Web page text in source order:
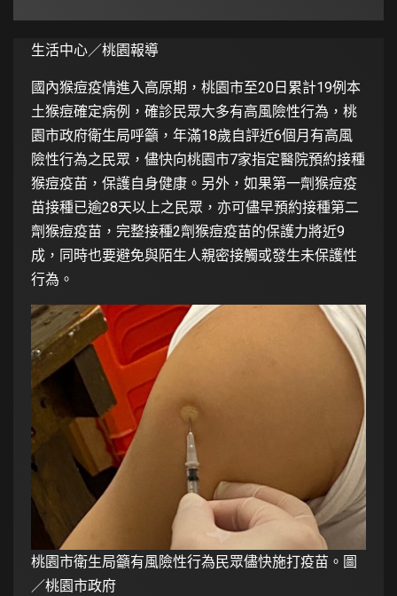
生活中心／桃園報導
國內猴痘疫情進入高原期，桃園市至20日累計19例本
土猴痘確定病例，確診民眾大多有高風險性行為，桃
園市政府衛生局呼籲，年滿18歲自評近6個月有高風
險性行為之民眾，儘快向桃園市7家指定醫院預約接種
猴痘疫苗，保護自身健康。另外，如果第一劑猴痘疫
苗接種已逾28天以上之民眾，亦可儘早預約接種第二
劑猴痘疫苗，完整接種2劑猴痘疫苗的保護力將近9
成，同時也要避免與陌生人親密接觸或發生未保護性
行為。
桃園市衛生局籲有風險性行為民眾儘快施打疫苗。圖
／桃園市政府